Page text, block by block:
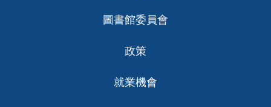
圖書館委員會
政策
就業機會